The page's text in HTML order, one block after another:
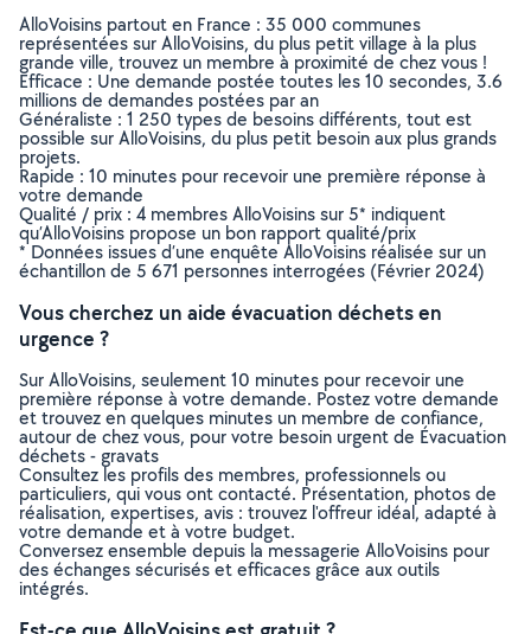
AlloVoisins partout en France : 35 000 communes
représentées sur AlloVoisins, du plus petit village à la plus
grande ville, trouvez un membre à proximité de chez vous !
Efficace : Une demande postée toutes les 10 secondes, 3.6
millions de demandes postées par an
Généraliste : 1 250 types de besoins différents, tout est
possible sur AlloVoisins, du plus petit besoin aux plus grands
projets.
Rapide : 10 minutes pour recevoir une première réponse à
votre demande
Qualité / prix : 4 membres AlloVoisins sur 5* indiquent
qu’AlloVoisins propose un bon rapport qualité/prix
* Données issues d’une enquête AlloVoisins réalisée sur un
échantillon de 5 671 personnes interrogées (Février 2024)
Vous cherchez un aide évacuation déchets en
urgence ?
Sur AlloVoisins, seulement 10 minutes pour recevoir une
première réponse à votre demande. Postez votre demande
et trouvez en quelques minutes un membre de confiance,
autour de chez vous, pour votre besoin urgent de Évacuation
déchets - gravats
Consultez les profils des membres, professionnels ou
particuliers, qui vous ont contacté. Présentation, photos de
réalisation, expertises, avis : trouvez l'offreur idéal, adapté à
votre demande et à votre budget.
Conversez ensemble depuis la messagerie AlloVoisins pour
des échanges sécurisés et efficaces grâce aux outils
intégrés.